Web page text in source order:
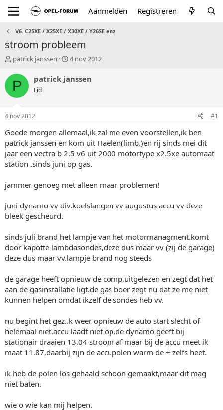
Aanmelden Registreren
V6. C25XE / X25XE / X30XE / Y26SE enz
stroom probleem
T
p
a
r
t
e
r
patrick janssen
S
a
u
m
4 nov 2012
P patrick janssen
Lid
4 nov 2012 #1
Goede morgen allemaal,ik zal me even voorstellen,ik ben
patrick janssen en kom uit Haelen(limb.)en rij sinds mei dit
jaar een vectra b 2.5 v6 uit 2000 motortype x2.5xe automaat
station .sinds juni op gas.
jammer genoeg met alleen maar problemen!
juni dynamo vv div.koelslangen vv augustus accu vv deze
bleek gescheurd.
sinds juli brand het lampje van het motormanagment.komt
door kapotte lambdasondes,deze dus maar vv (zij de garage)
deze dus maar vv.lampje brand nog steeds
de garage heeft opnieuw de comp.uitgelezen en zegt dat het
aan de gasinstallatie ligt.de gas boer zegt nu dat ze me niet
kunnen helpen omdat ikzelf de sondes heb vv.
nu begint het gez..k weer opnieuw de auto start slecht of
helemaal niet.accu laadt niet op,de dynamo geeft bij
stationair draaien 13.04 stroom af maar bij de accu meet ik
maat 11.87,daarbij zijn de accupolen warm de + zelfs heet.
ik heb de polen los gehaald schoon gemaakt,maar dit mag
niet baten.
wie o wie kan mij helpen.